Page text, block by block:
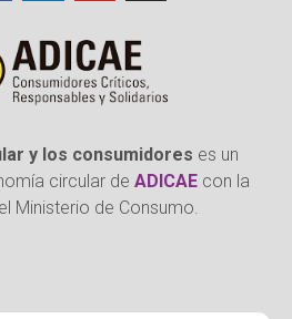
y los consumidores es un
circular de ADICAEcon la
Ministerio de Consumo.